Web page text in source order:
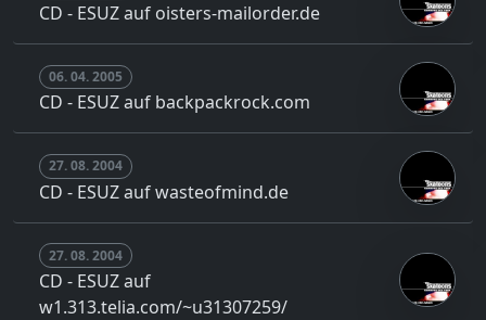
CD - ESUZ auf oisters-mailorder.de
06. 04. 2005
CD - ESUZ auf backpackrock.com
27. 08. 2004
CD - ESUZ auf wasteofmind.de
27. 08. 2004
CD - ESUZ auf
w1.313.telia.com/~u31307259/